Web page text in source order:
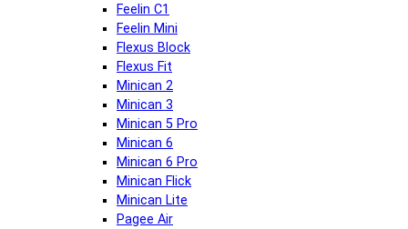
Feelin C1
Feelin Mini
Flexus Block
Flexus Fit
Minican 2
Minican 3
Minican 5 Pro
Minican 6
Minican 6 Pro
Minican Flick
Minican Lite
Pagee Air